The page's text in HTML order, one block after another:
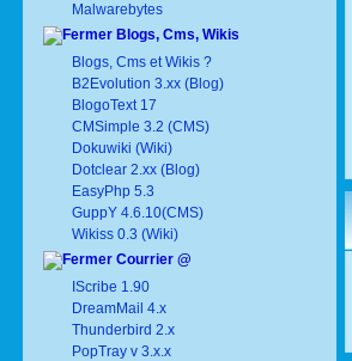
Malwarebytes
Blogs, Cms, Wikis
Blogs, Cms et Wikis ?
B2Evolution 3.xx (Blog)
BlogoText 17
CMSimple 3.2 (CMS)
Dokuwiki (Wiki)
Dotclear 2.xx (Blog)
EasyPhp 5.3
GuppY 4.6.10(CMS)
Wikiss 0.3 (Wiki)
Courrier @
IScribe 1.90
DreamMail 4.x
Thunderbird 2.x
PopTray v 3.x.x